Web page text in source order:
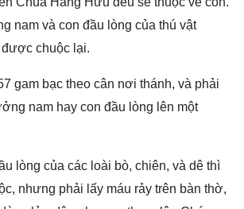
nam và con đầu lòng của thú vật
chuộc lại.
gam bạc theo cân nơi thánh, và phải
nam hay con đầu lòng lên một
lòng của các loài bò, chiên, và dê thì
nhưng phải lấy máu rảy trên bàn thờ,